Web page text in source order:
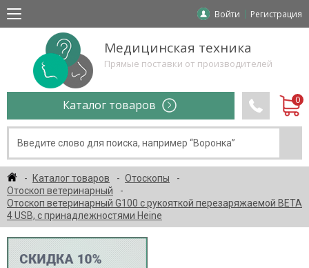
Войти Регистрация
Медицинская техника
Прямые поставки от производителей
Каталог товаров
Каталог товаров
Отоскопы
Отоскоп ветеринарный
Отоскоп ветеринарный G100 с рукояткой перезаряжаемой BETA
4 USB, c принадлежностями Heine